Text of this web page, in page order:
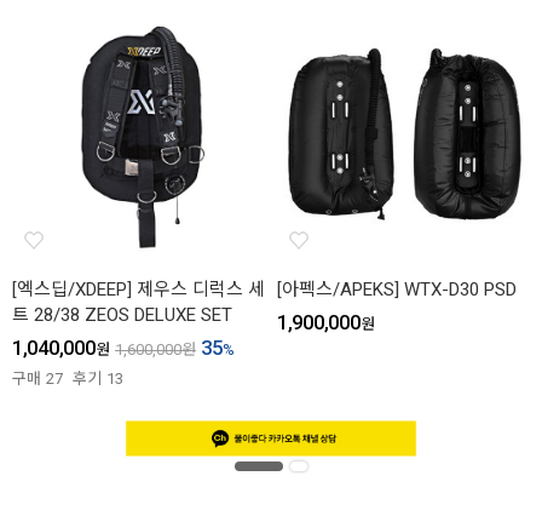
[엑스딥/XDEEP] 제우스 디럭스 세
트 28/38 ZEOS DELUXE SET
1,040,000원 1,600,000원 35%
구매 27 후기 13
[아펙스/APEKS] WTX-D30 PSD
1,900,000원